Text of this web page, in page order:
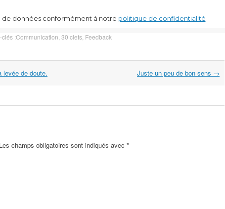
de données conformément à notre politique de confidentialité
clés :Communication 30 clefs Feedback
levée de doute. Juste un peu de bon sens →
champs obligatoires sont indiqués avec *